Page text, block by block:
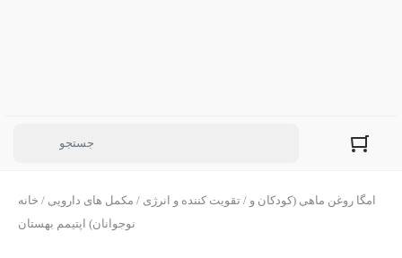
خانه / مکمل های دارویی / تقویت کننده و انرژی / امگا روغن ماهی (کودکان و
نوجوانان) اپتیمم بهستان